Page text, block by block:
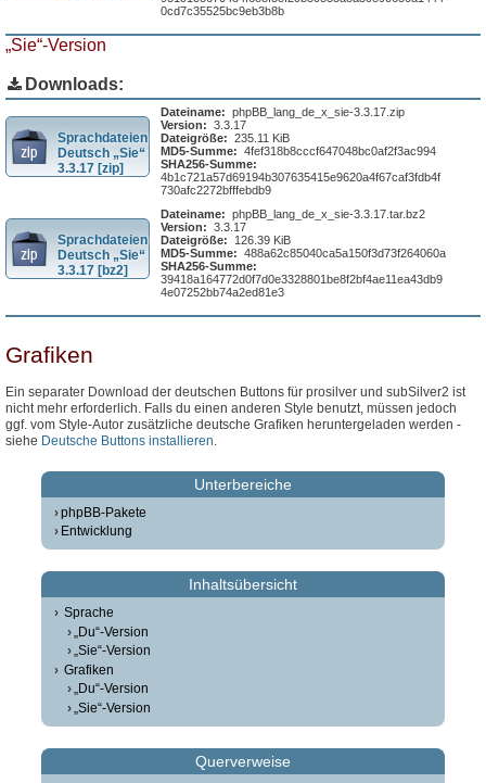
0cd7c35525bc9eb3b8b
„Sie“-Version
Downloads:
Sprachdateien
Deutsch „Sie“
3.3.17 [zip]
Dateiname: phpBB_lang_de_x_sie-3.3.17.zip
Version: 3.3.17
Dateigröße: 235.11 KiB
MD5-Summe: 4fef318b8cccf647048bc0af2f3ac994
SHA256-Summe:
4b1c721a57d69194b307635415e9620a4f67caf3fdb4f
730afc2272bfffebdb9
Sprachdateien
Deutsch „Sie“
3.3.17 [bz2]
Dateiname: phpBB_lang_de_x_sie-3.3.17.tar.bz2
Version: 3.3.17
Dateigröße:
126.39 KiB
MD5-Summe: 488a62c85040ca5a150f3d73f264060a
SHA256-Summe:
39418a164772d0f7d0e3328801be8f2bf4ae11ea43db9
4e07252bb74a2ed81e3
Grafiken
Ein separater Download der deutschen Buttons für prosilver und subSilver2 ist
nicht mehr erforderlich. Falls du einen anderen Style benutzt, müssen jedoch
ggf. vom Style-Autor zusätzliche deutsche Grafiken heruntergeladen werden -
siehe Deutsche Buttons installieren.
Unterbereiche
phpBB-Pakete
Entwicklung
Inhaltsübersicht
Sprache
„Du“-Version
„Sie“-Version
Grafiken
„Du“-Version
„Sie“-Version
Querverweise